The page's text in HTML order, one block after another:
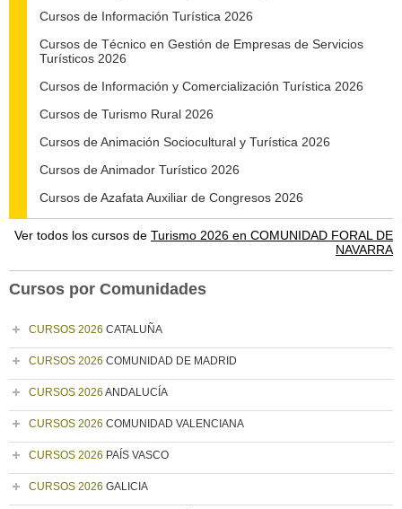
Cursos de Información Turística 2026
Cursos de Técnico en Gestión de Empresas de Servicios
Turísticos 2026
Cursos de Información y Comercialización Turística 2026
Cursos de Turismo Rural 2026
Cursos de Animación Sociocultural y Turística 2026
Cursos de Animador Turístico 2026
Cursos de Azafata Auxiliar de Congresos 2026
Ver todos los cursos de Turismo 2026 en COMUNIDAD FORAL DE
NAVARRA
Cursos por Comunidades
CURSOS 2026 CATALUÑA
CURSOS 2026 COMUNIDAD DE MADRID
CURSOS 2026 ANDALUCÍA
CURSOS 2026 COMUNIDAD VALENCIANA
CURSOS 2026 PAÍS VASCO
CURSOS 2026 GALICIA